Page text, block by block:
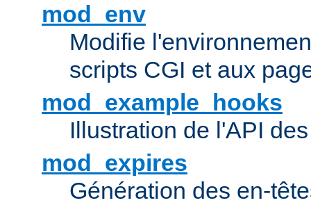
mod_env
Modifie
scripts CGI et aux
mod_example_hooks
Illustration de l'API
mod_expires
Génération des en-